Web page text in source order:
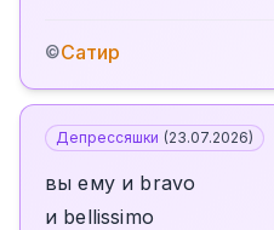
©Сатир
Депрессяшки (23.07.2026)
вы ему и bravo
и bellissimo